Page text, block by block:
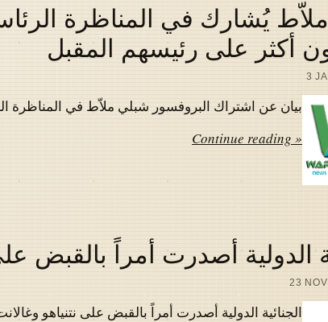
يُشارك في المناظرة
أكثر على رئيسهم المقبل
3
بيان عن اشتراك البروفسور شبلي ملاّط في المناظرة الرئاسية
Continue reading »
الدولية أصدرت أمراً بالقبض
23
الجنائية الدولية أصدرت أمراً بالقبض على نتنياهو